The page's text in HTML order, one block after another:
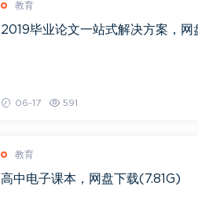
教育
2019毕业论文一站式解决方案，网
06-17 591
教育
高中电子课本，网盘下载(7.81G)